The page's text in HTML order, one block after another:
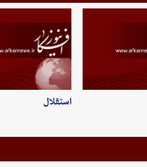
استقلال